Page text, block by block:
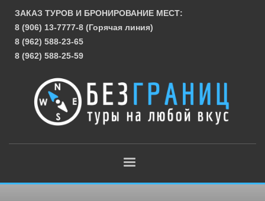
ЗАКАЗ ТУРОВ И БРОНИРОВАНИЕ МЕСТ:
8 (906) 13-7777-8 (Горячая линия)
8 (962) 588-23-65
8 (962) 588-25-59